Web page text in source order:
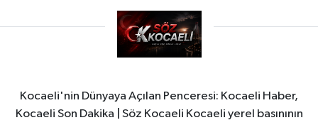
Kocaeli'nin Dünyaya Açılan Penceresi: Kocaeli Haber,
Kocaeli Son Dakika | Söz Kocaeli Kocaeli yerel basınının